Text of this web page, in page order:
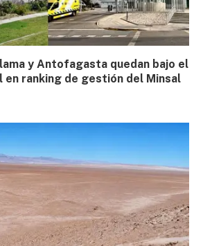
y Antofagasta quedan bajo el
en ranking de gestión del Minsal